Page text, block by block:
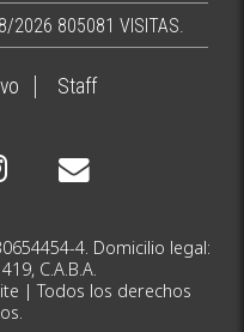
08/2026 805081 VISITAS.
Staff
4. Domicilio legal:
C.A.B.A.
| Todos los derechos